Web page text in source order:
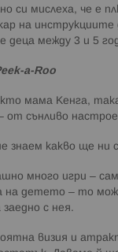
си мислеха, че е
на инструкциите
деца между 3 и 5
a-Roo
мама Кенга,
от сънливо
знаем какво ще ни
много игри –
детето – то може
заедно с нея.
визия и